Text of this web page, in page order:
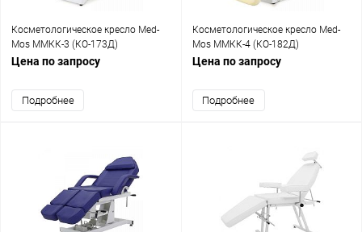
Косметологическое кресло Med-
Mos ММКК-3 (КО-173Д)
Цена по запросу
Подробнее
Косметологическое кресло Med-
Mos ММКК-4 (КО-182Д)
Цена по запросу
Подробнее